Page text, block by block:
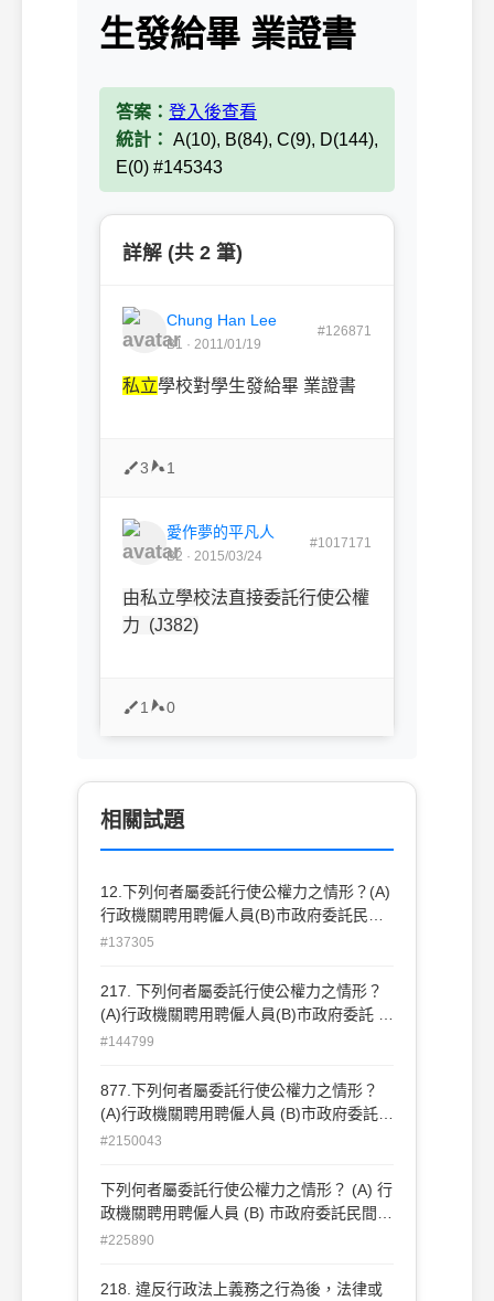
生發給畢 業證書
答案： 登入後查看
統計： A(10), B(84), C(9), D(144),
E(0) #145343
詳解 (共 2 筆)
Chung Han Lee
B1 · 2011/01/19
#126871
私立學校對學生發給畢 業證書
3 1
愛作夢的平凡人
B2 · 2015/03/24
#1017171
由私立學校法直接委託行使公權
力 (J382)
1 0
相關試題
12.下列何者屬委託行使公權力之情形？(A)
行政機關聘用聘僱人員(B)市政府委託民間
拖吊業者，對違規停放車輛進行拖吊(C)義
書
#137305
217. 下列何者屬委託行使公權力之情形？
(A)行政機關聘用聘僱人員(B)市政府委託 民
間拖吊業者，對違規停放車輛進行拖吊(C)
證書
#144799
877.下列何者屬委託行使公權力之情形？
(A)行政機關聘用聘僱人員 (B)市政府委託民
間拖吊業者，對違規停放車輛進行拖吊 (C)
證書
#2150043
下列何者屬委託行使公權力之情形？ (A) 行
政機關聘用聘僱人員 (B) 市政府委託民間拖
吊業者，對違規停放車輛進行拖吊 (C) 義警
#225890
218. 違反行政法上義務之行為後，法律或